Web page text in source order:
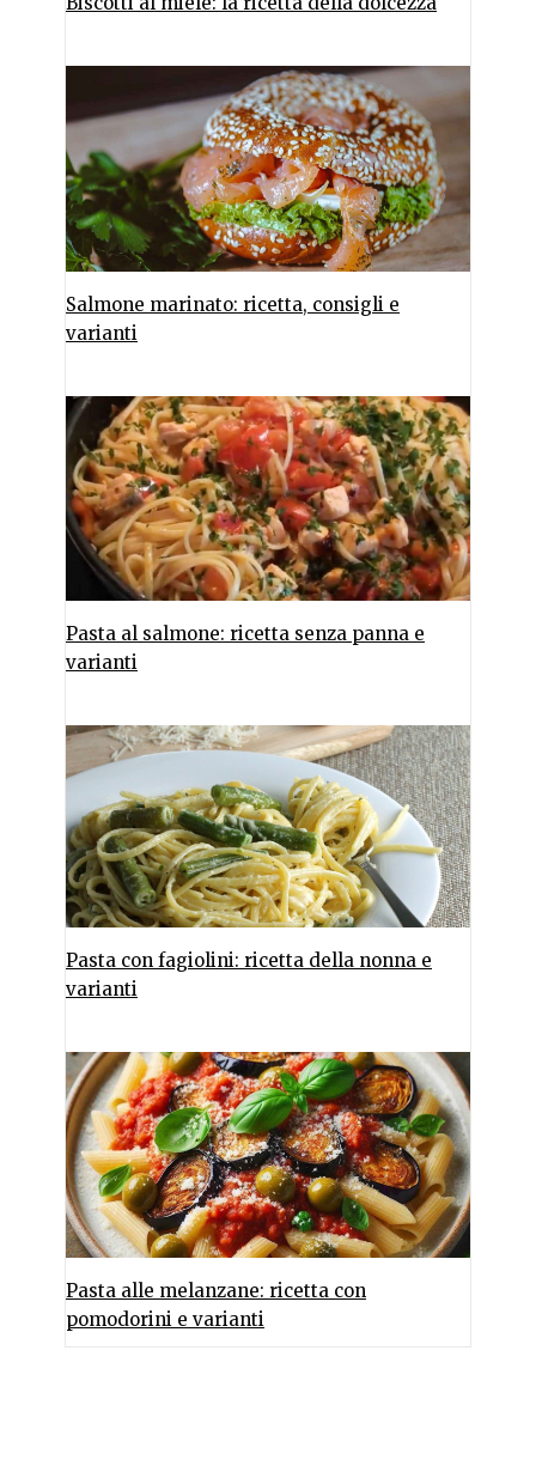
Salmone marinato: ricetta, consigli e
varianti
Pasta al salmone: ricetta senza panna e
varianti
Pasta con fagiolini: ricetta della nonna e
varianti
Pasta alle melanzane: ricetta con
pomodorini e varianti